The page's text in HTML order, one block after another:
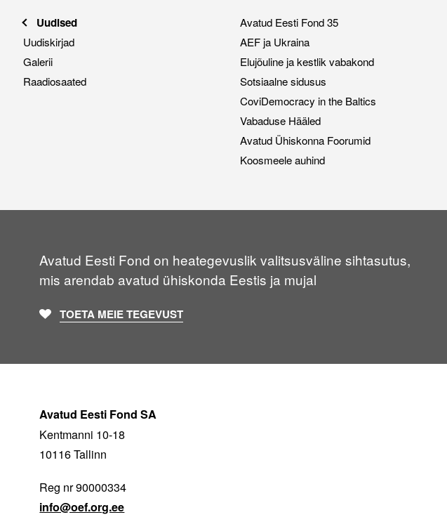
Uudised
Uudiskirjad
Galerii
Raadiosaated
Avatud Eesti Fond 35
AEF ja Ukraina
Elujõuline ja kestlik vabakond
Sotsiaalne sidusus
CoviDemocracy in the Baltics
Vabaduse Hääled
Avatud Ühiskonna Foorumid
Koosmeele auhind
Avatud Eesti Fond on heategevuslik valitsusväline sihtasutus,
mis arendab avatud ühiskonda Eestis ja mujal
TOETA MEIE TEGEVUST
Avatud Eesti Fond SA
Kentmanni 10-18
10116 Tallinn
Reg nr 90000334
info@oef.org.ee